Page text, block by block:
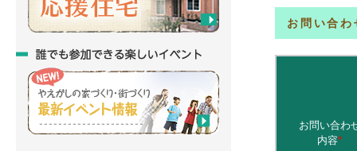
お問い合わ
お問い合わ
内容*